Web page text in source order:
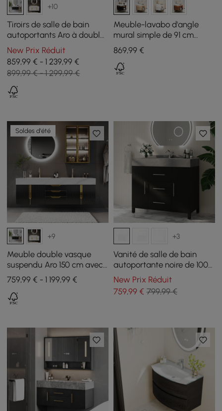
+10
Tiroirs de salle de bain
autoportants Aro à double
vasque, 1500 mm, noir,
dessus en faux marbre
New Prix Réduit
859,99 € - 1 239,99 €
899,99 € - 1 299,99 €
Meuble-lavabo d'angle
mural simple de 91 cm
moderne avec lavabo,
lumière LED, rangement
869,99€
Soldes d'été
+9
Meuble double vasque
suspendu Aro 150 cm avec
plateau en pierre frittée
759,99 € - 1 199,99 €
+3
Vanité de salle de bain
autoportante noire de 1000
mm, comptoir en pierre
frittée et poignées
argentées
New Prix Réduit
759,99€ 799,99 €